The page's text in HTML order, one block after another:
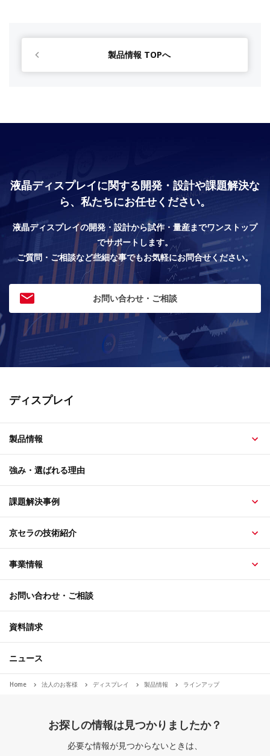
製品情報 TOPへ
液晶ディスプレイに関する開発・設計や課題解決な
ら、私たちにお任せください。
液晶ディスプレイの開発・設計から試作・量産までワンストップ
でサポートします。
ご質問・ご相談など些細な事でもお気軽にお問合せください。
お問い合わせ・ご相談
ディスプレイ
製品情報
強み・選ばれる理由
課題解決事例
京セラの技術紹介
事業情報
お問い合わせ・ご相談
資料請求
ニュース
Home 法人のお客様 ディスプレイ 製品情報 ラインアップ
お探しの情報は見つかりましたか？
必要な情報が見つからないときは、